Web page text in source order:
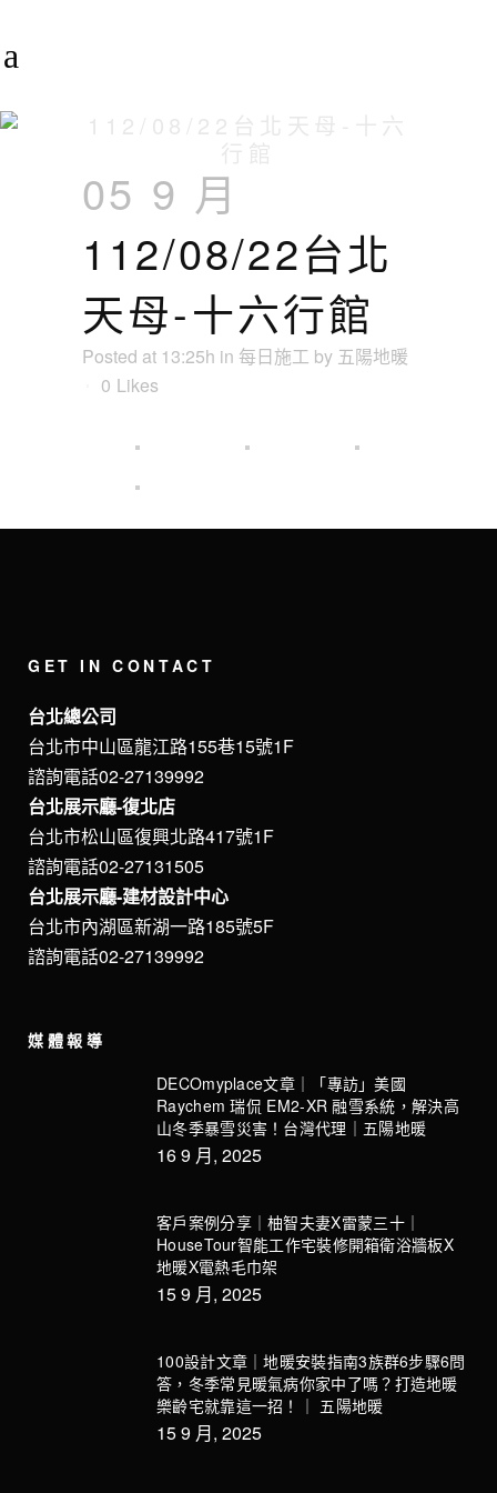
05 9 月
112/08/22台北
天母-十六行館
Posted at 13:25h in 每日施工 by 五陽地暖
0 Likes
GET IN CONTACT
台北總公司
台北市中山區龍江路155巷15號1F
諮詢電話02-27139992
台北展示廳-復北店
台北市松山區復興北路417號1F
諮詢電話02-27131505
台北展示廳-建材設計中心
台北市內湖區新湖一路185號5F
諮詢電話02-27139992
媒體報導
DECOmyplace文章｜「專訪」美國
Raychem 瑞侃 EM2-XR 融雪系統，解決高
山冬季暴雪災害！台灣代理｜五陽地暖
16 9 月, 2025
客戶案例分享｜柚智夫妻X雷蒙三十｜
HouseTour智能工作宅裝修開箱衛浴牆板X
地暖X電熱毛巾架
15 9 月, 2025
100設計文章｜地暖安裝指南3族群6步驟6問
答，冬季常見暖氣病你家中了嗎？打造地暖
樂齡宅就靠這一招！｜ 五陽地暖
15 9 月, 2025